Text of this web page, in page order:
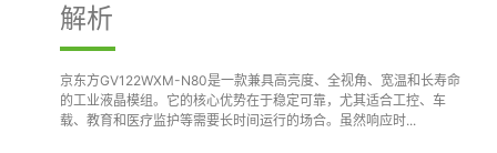
解析
京东方GV122WXM-N80是一款兼具高亮度、全视角、宽温和长寿命
的工业液晶模组。它的核心优势在于稳定可靠，尤其适合工控、车
载、教育和医疗监护等需要长时间运行的场合。虽然响应时...